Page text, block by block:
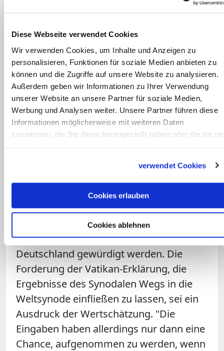
Diese Webseite verwendet Cookies
Wir verwenden Cookies, um Inhalte und Anzeigen zu
personalisieren, Funktionen für soziale Medien anbieten zu
können und die Zugriffe auf unsere Website zu analysieren.
Außerdem geben wir Informationen zu Ihrer Verwendung
unserer Website an unsere Partner für soziale Medien,
Werbung und Analysen weiter. Unsere Partner führen diese
Informationen möglicherweise mit weiteren Daten
zusammen, die Sie ihnen bereitgestellt haben oder die sie im
verwendet Cookies
Cookies erlauben
Cookies ablehnen
Aufarbeitung des Missbrauchsskandals,
Institutionen werden könne, die sich
noch nicht mit dem Thema
beschäftigten. Die Missbrauchsstudien in
den einzelnen Diözesen sollten
deutschlandweit besser abgestimmt
werden. Außerdem trat der Theologe für
Bischöfe mit ihren ausländischen
aus anderen Ländern "als konservativ
abzukanzeln oder als intellektuell dürftig
zu qualifizieren", sollten sie als Ausdruck
kritischer Solidarität mit der Kirche in
Deutschland gewürdigt werden. Die
Forderung der Vatikan-Erklärung, die
Ergebnisse des Synodalen Wegs in die
Weltsynode einfließen zu lassen, sei ein
Ausdruck der Wertschätzung. "Die
Eingaben haben allerdings nur dann eine
Chance, aufgenommen zu werden, wenn